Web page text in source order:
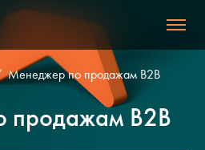
Менеджер по продажам B2B
продажам B2B